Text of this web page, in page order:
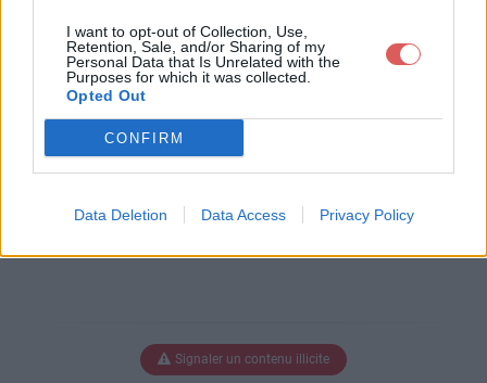
I want to opt-out of Collection, Use,
Retention, Sale, and/or Sharing of my
Personal Data that Is Unrelated with the
Purposes for which it was collected.
Opted Out
CONFIRM
Data Deletion Data Access Privacy Policy
Télécharger 116-timbaland-apolo
gize_(feat_one_republic).mp3
Télécharger le fichier (4.5 Mo)
Signaler un contenu illicite